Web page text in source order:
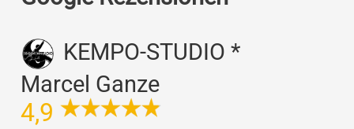
KEMPO-STUDIO *
Marcel Ganze
4,9